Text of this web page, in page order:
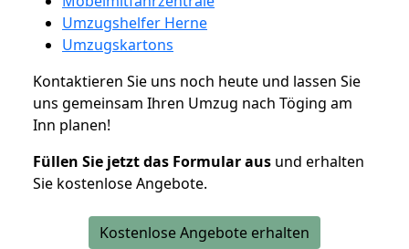
Umzugshelfer Herne
Umzugskartons
Kontaktieren Sie uns noch heute und lassen Sie
uns gemeinsam Ihren Umzug nach Töging am
Inn planen!
Füllen Sie jetzt das Formular aus und erhalten
Sie kostenlose Angebote.
Kostenlose Angebote erhalten